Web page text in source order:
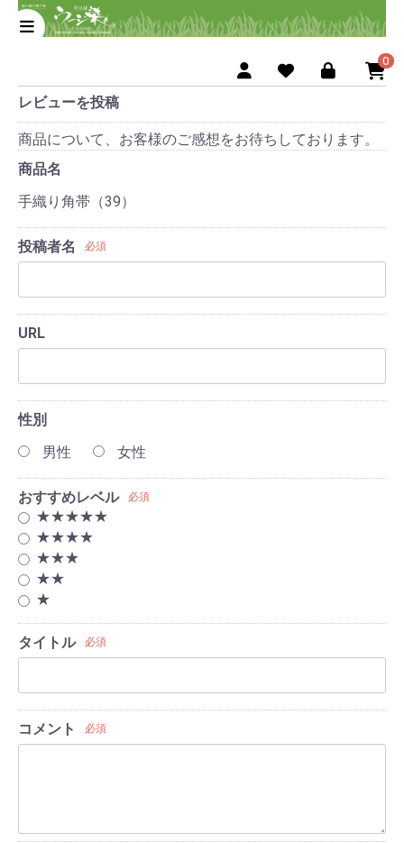
0
レビューを投稿
商品について、お客様のご感想をお待ちしております。
商品名
手織り角帯（39）
投稿者名 必須
URL
性別
男性
女性
おすすめレベル 必須
★★★★★
★★★★
★★★
★★
★
タイトル 必須
コメント 必須